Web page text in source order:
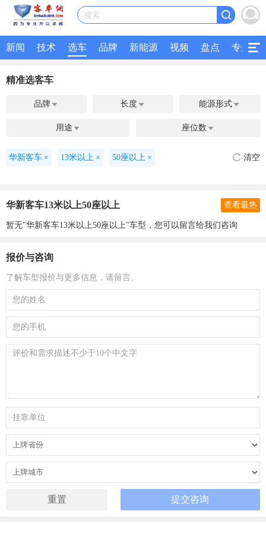
搜索
新闻 技术 选车 品牌 新能源 视频 盘点 专题
精准选客车
品牌  长度  能源形式 
用途  座位数 
华新客车 × 13米以上 × 50座以上 × 清空
华新客车13米以上50座以上 查看最热
暂无"华新客车13米以上50座以上"车型，您可以留言给我们咨询
报价与咨询
了解车型报价与更多信息，请留言。